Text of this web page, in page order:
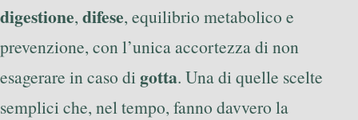
digestione, difese, equilibrio metabolico e
prevenzione, con l’unica accortezza di non
esagerare in caso digotta. Una di quelle scelte
semplici che, nel tempo, fanno davvero la